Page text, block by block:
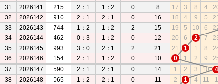
31
2026141 215 2：1 1：2 0 8 17 3 8 4
32
2026142 916 2：1 2：1 0 16 18 4 9 5
33
2026143 744 1：2 1：2 2 15 19 5 10 6
34
2026144 462 0：3 1：2 0 12 20 6 2 7
35
2026145 993 3：0 2：1 2 21 21 1 1 8
36
2026146 154 2：1 1：2 0 10 0 1 2 9
37
2026147 590 2：1 2：1 0 14 1 2 3 10
4
38
2026148 065 1：2 2：1 0 11 2 1 4 11
1